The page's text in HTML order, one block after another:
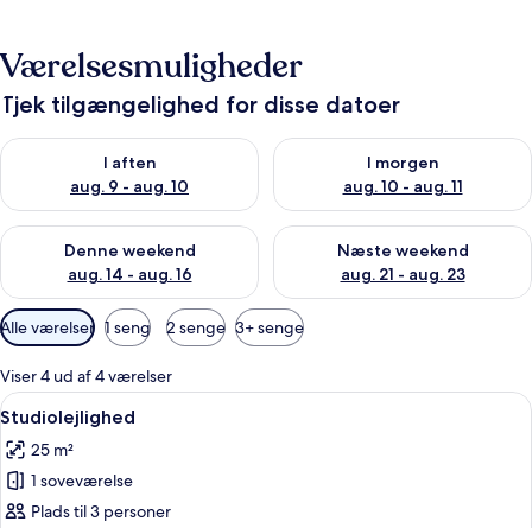
Værelsesmuligheder
Tjek tilgængelighed for disse datoer
I aften
aug. 9 - aug. 10
Tjek tilgængelighed for i aften aug. 9 - aug. 10
I morgen
aug. 10 - aug. 11
Tjek tilgængelighed for i
Denne weekend
aug. 14 - aug. 16
Tjek tilgængelighed for denne weekend aug. 14 - aug. 16
Næste weekend
aug. 21 - aug. 23
Tjek tilgængelighed for næste
Tilgængelige
filtre
for
værelser
Alle værelser 1 seng 2 senge 3+ senge
Viser 4 ud af 4 værelser
Indlæs
alle
billeder
af
Studiolejlighed
Et hotelværelse med seng, natbord,
10
Studiolejlighed
25 m²
1 soveværelse
Plads til 3 personer